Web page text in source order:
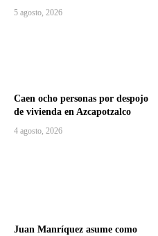
5 agosto, 2026
Caen ocho personas por despojo
de vivienda en Azcapotzalco
4 agosto, 2026
Juan Manríquez asume como